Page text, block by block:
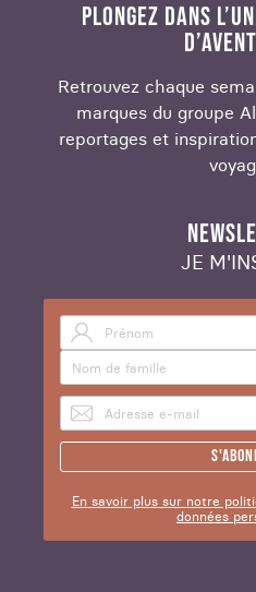
PLONGEZ DANS
Retrouvez chaque
marques du groupe
reportages et
JE
En savoir plus sur notre
données